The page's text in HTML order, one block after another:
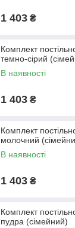
1 403 ₴
Комплект
темно-сірий
В наявності
1 403 ₴
Комплект
молочний
В наявності
1 403 ₴
Комплект
пудра (сімейний)